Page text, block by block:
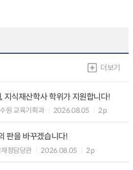
더보기
지식재산학사 학위가 지원합니다!
원 교육기획과 2026.08.05 2p
판을 바꾸겠습니다!
정담당관 2026.08.05 2p